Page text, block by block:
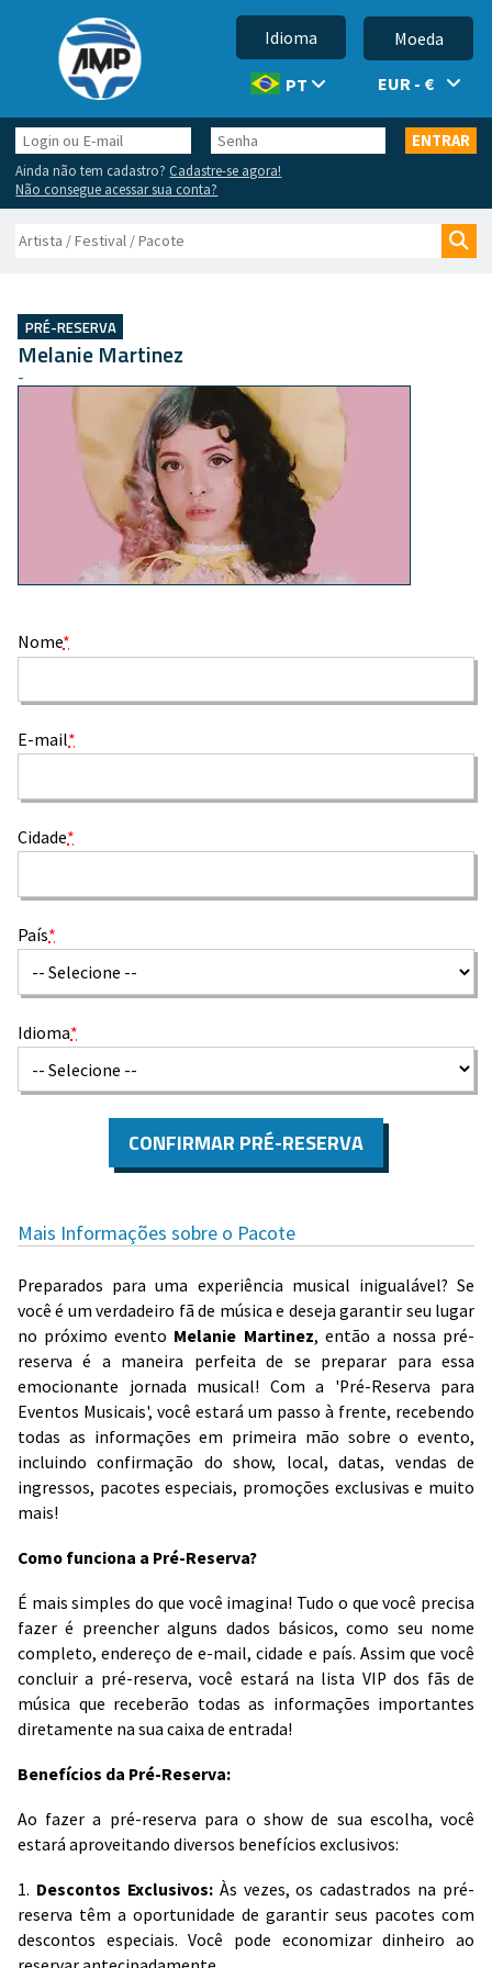
Idioma
PT
Moeda
EUR - €
Login
ou
E-
mail
Senha ENTRAR
Ainda não tem cadastro? Cadastre-se agora!
Não consegue acessar sua conta?
Buscar
PRÉ-RESERVA
Melanie Martinez
-
Nome*
E-mail*
Cidade*
País*
Idioma*
CONFIRMAR PRÉ-RESERVA
Mais Informações sobre o Pacote
Preparados para uma experiência musical inigualável? Se
você é um verdadeiro fã de música e deseja garantir seu lugar
no próximo evento Melanie Martinez, então a nossa pré-
reserva é a maneira perfeita de se preparar para essa
emocionante jornada musical! Com a 'Pré-Reserva para
Eventos Musicais', você estará um passo à frente, recebendo
todas as informações em primeira mão sobre o evento,
incluindo confirmação do show, local, datas, vendas de
ingressos, pacotes especiais, promoções exclusivas e muito
mais!
Como funciona a Pré-Reserva?
É mais simples do que você imagina! Tudo o que você precisa
fazer é preencher alguns dados básicos, como seu nome
completo, endereço de e-mail, cidade e país. Assim que você
concluir a pré-reserva, você estará na lista VIP dos fãs de
música que receberão todas as informações importantes
diretamente na sua caixa de entrada!
Benefícios da Pré-Reserva:
Ao fazer a pré-reserva para o show de sua escolha, você
estará aproveitando diversos benefícios exclusivos:
1. Descontos Exclusivos:Às vezes, os cadastrados na pré-
reserva têm a oportunidade de garantir seus pacotes com
descontos especiais. Você pode economizar dinheiro ao